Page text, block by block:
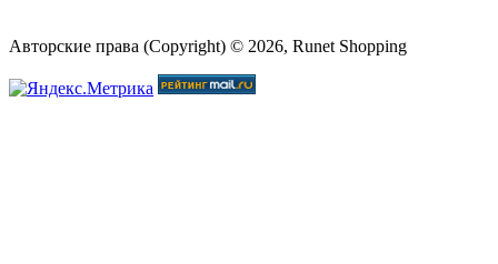
Авторские права (Copyright) © 2026, Runet Shopping